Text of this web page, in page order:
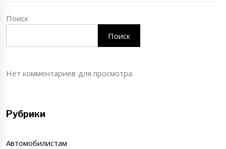
Поиск
Поиск
Нет комментариев для просмотра.
Рубрики
Автомобилистам